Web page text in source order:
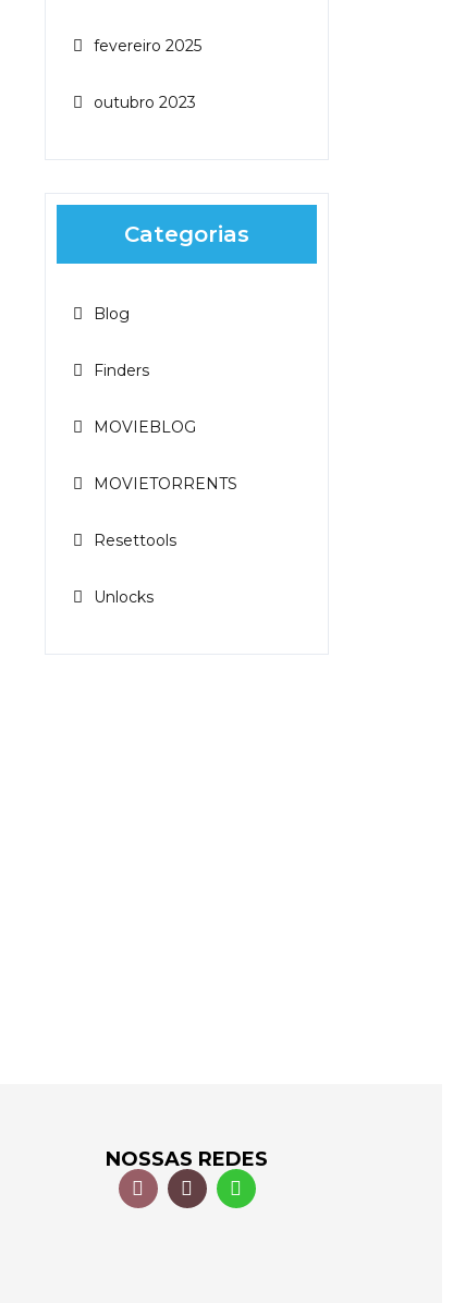
fevereiro 2025
outubro 2023
Categorias
Blog
Finders
MOVIEBLOG
MOVIETORRENTS
Resettools
Unlocks
NOSSAS REDES